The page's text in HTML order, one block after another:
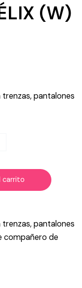
(W)
trenzas, pantalones
carrito
trenzas, pantalones
compañero de